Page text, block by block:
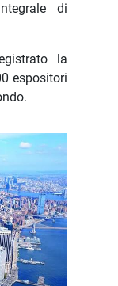
di
la
espositori